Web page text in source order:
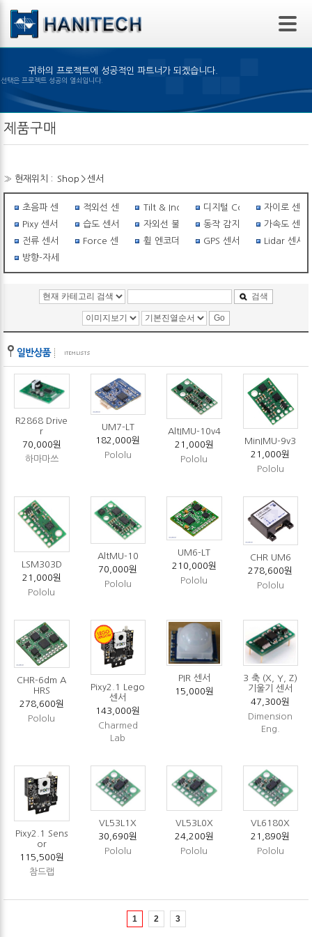
본문 바로가기
귀하의 프로젝트에 성공적인 파트너가 되겠습니다.
은 제품의 선택은 프로젝트 성공의 열쇠입니다.
제품구매
» 현재위치 : Shop >센서
초음파 센서 적외선 센서 Tilt & Inclinometer디지털 Compass자이로 센서
Pixy 센서
습도 센서 자외선 불꽃감지 센서동작 감지 센서 가속도 센서
전류 센서
Force 센서 휠 엔코더 GPS 센서
Lidar 센서
방향-자세센서
검색
R2868 Drive
r
70,000원
하마마쓰
UM7-LT
182,000원
Pololu
AltIMU-10v4
21,000원
Pololu
MinIMU-9v3
21,000원
Pololu
LSM303D
21,000원
Pololu
AltMU-10
70,000원
Pololu
UM6-LT
210,000원
Pololu
CHR UM6
278,600원
Pololu
CHR-6dm A
HRS
278,600원
Pololu
Pixy2.1 Lego
센서
143,000원
Charmed
Lab
PIR 센서
15,000원
3 축 (X, Y, Z)
기울기 센서
47,300원
Dimension
Eng.
Pixy2.1 Sens
or
115,500원
참드랩
VL53L1X
30,690원
Pololu
VL53L0X
24,200원
Pololu
VL6180X
21,890원
Pololu
1 2 3